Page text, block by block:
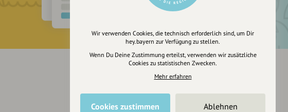
Wir verwenden Cookies, die technisch erforderlich sind, um Dir
hey.bayern zur Verfügung zu stellen.
Wenn Du Deine Zustimmung erteilst, verwenden wir zusätzliche
Cookies zu statistischen Zwecken.
Mehr erfahren
Cookies zustimmen Ablehnen